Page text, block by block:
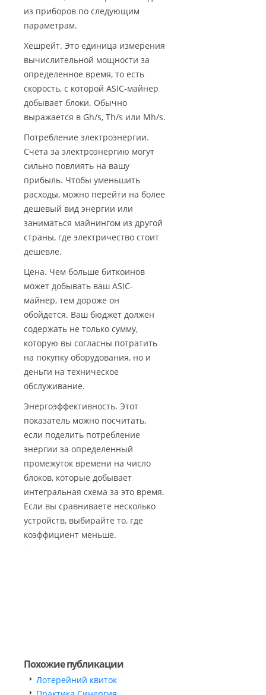
из приборов по следующим
параметрам.
Хешрейт. Это единица измерения
вычислительной мощности за
определенное время, то есть
скорость, с которой ASIC-майнер
добывает блоки. Обычно
выражается в Gh/s, Th/s или Mh/s.
Потребление электроэнергии.
Счета за электроэнергию могут
сильно повлиять на вашу
прибыль. Чтобы уменьшить
расходы, можно перейти на более
дешевый вид энергии или
заниматься майнингом из другой
страны, где электричество стоит
дешевле.
Цена. Чем больше биткоинов
может добывать ваш ASIC-
майнер, тем дороже он
обойдется. Ваш бюджет должен
содержать не только сумму,
которую вы согласны потратить
на покупку оборудования, но и
деньги на техническое
обслуживание.
Энергоэффективность. Этот
показатель можно посчитать,
если поделить потребление
энергии за определенный
промежуток времени на число
блоков, которые добывает
интегральная схема за это время.
Если вы сравниваете несколько
устройств, выбирайте то, где
коэффициент меньше.
Похожие публикации
Лотерейний квиток